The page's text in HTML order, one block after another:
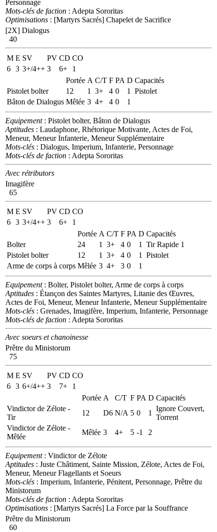
Personnage
Mots-clés de faction : Adepta Sororitas
Optimisations : [Martyrs Sacrés] Chapelet de Sacrifice
[2X] Dialogus
40
M E SV PV CD CO
6 3 3+/4++ 3 6+
1
Portée A C/T F PA D Capacités
Pistolet bolter
12 1 3+ 4 0 1
Pistolet
Bâton de Dialogus Mêlée 3 4+ 4 0 1
Equipement: Pistolet bolter, Bâton de Dialogus
Aptitudes : Laudaphone, Rhétorique Motivante, Actes de Foi,
Meneur, Meneur Infanterie, Meneur Supplémentaire
Mots-clés : Dialogus, Imperium, Infanterie, Personnage
Mots-clés de faction : Adepta Sororitas
Avec rétributors
Imagifère
65
M E SV PV CD CO
6 3 3+/4++ 3 6+
1
Portée A C/T F PA D Capacités
Bolter
24 1 3+ 4 0 1
Tir Rapide 1
Pistolet bolter
12 1 3+ 4 0 1
Pistolet
Arme de corps à corps Mêlée 3 4+ 3 0 1
Equipement: Bolter, Pistolet bolter, Arme de corps à corps
Aptitudes : Étançon des Saintes Martyres, Litanie des Œuvres,
Actes de Foi, Meneur, Meneur Infanterie, Meneur Supplémentaire
Mots-clés : Grenades, Imagifère, Imperium, Infanterie, Personnage
Mots-clés de faction : Adepta Sororitas
Avec soeurs et chanoinesse
Prêtre du Ministorum
75
M E SV PV CD CO
6 3 6+/4++ 3 7+
1
Portée A C/T F PA D Capacités
Vindictor de Zélote -
Tir
12 D6 N/A 5 0 1
Ignore Couvert,
Torrent
Vindictor de Zélote -
Mêlée
Mêlée 3 4+ 5 -1 2
Equipement: Vindictor de Zélote
Aptitudes : Juste Châtiment, Sainte Mission, Zélote, Actes de Foi,
Meneur, Meneur Flagellants et Soeurs
Mots-clés : Imperium, Infanterie, Pénitent, Personnage, Prêtre du
Ministorum
Mots-clés de faction : Adepta Sororitas
Optimisations : [Martyrs Sacrés] La Force par la Souffrance
Prêtre du Ministorum
60